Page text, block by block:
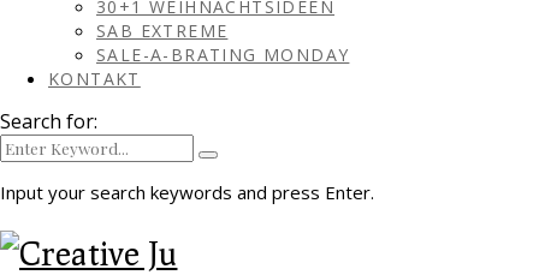
30+1 WEIHNACHTSIDEEN
SAB EXTREME
SALE-A-BRATING MONDAY
KONTAKT
Search for:
Input your search keywords and press Enter.